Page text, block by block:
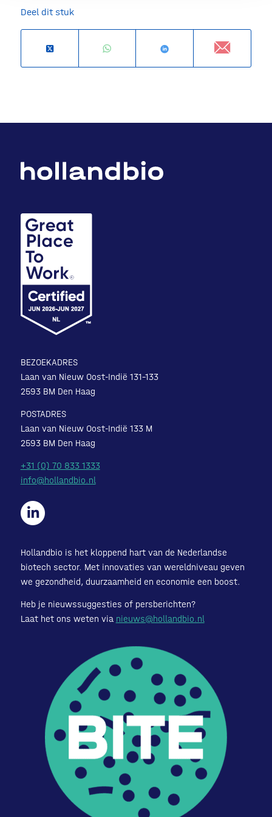
Deel dit stuk
BEZOEKADRES
Laan van Nieuw Oost-Indië 131-133
2593 BM Den Haag
POSTADRES
Laan van Nieuw Oost-Indië 133 M
2593 BM Den Haag
+31 (0) 70 833 1333
info@hollandbio.nl
Hollandbio is het kloppend hart van de Nederlandse
biotech sector. Met innovaties van wereldniveau geven
we gezondheid, duurzaamheid en economie een boost.
Heb je nieuwssuggesties of persberichten?
Laat het ons weten via nieuws@hollandbio.nl